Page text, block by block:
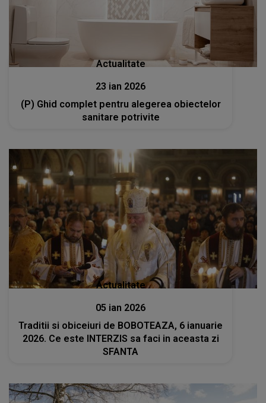
Actualitate
23 ian 2026
(P) Ghid complet pentru alegerea obiectelor
sanitare potrivite
Actualitate
05 ian 2026
Traditii si obiceiuri de BOBOTEAZA, 6 ianuarie
2026. Ce este INTERZIS sa faci in aceasta zi
SFANTA